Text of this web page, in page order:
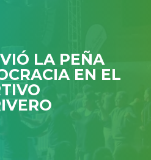
LA PEÑA
EN EL